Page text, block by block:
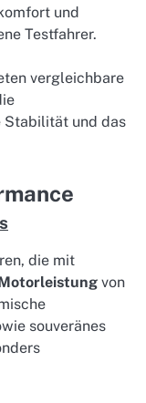
und
Testfahrer.
vergleichbare
Stabilität und das
die mit
von
souveränes